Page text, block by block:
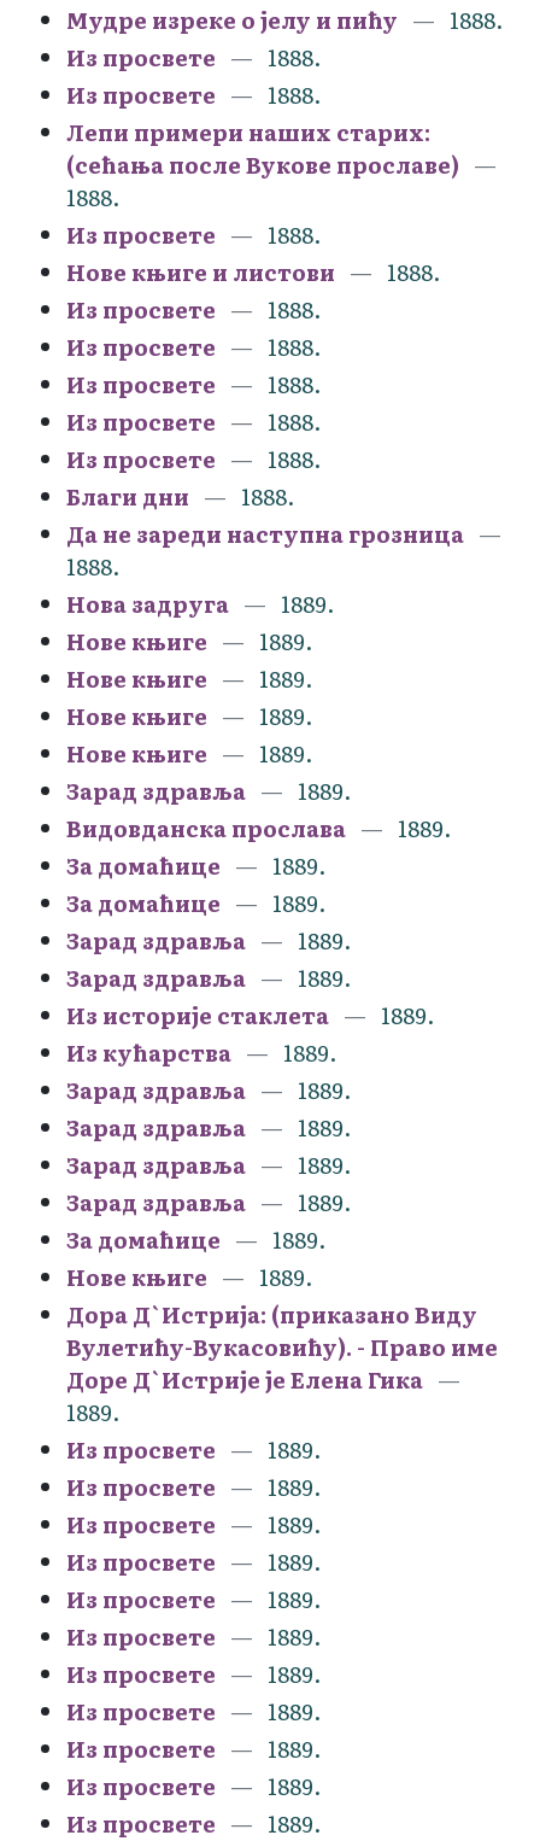
Мудре изреке о јелу и пићу
1888.
Из просвете
1888.
Из просвете
1888.
Лепи примери наших старих:
(сећања после Вукове прославе)
1888.
Из просвете
1888.
Нове књиге и листови
1888.
Из просвете
1888.
Из просвете
1888.
Из просвете
1888.
Из просвете
1888.
Из просвете
1888.
Благи дни
1888.
Да не зареди наступна грозница
1888.
Нова задруга
1889.
Нове књиге
1889.
Нове књиге
1889.
Нове књиге
1889.
Нове књиге
1889.
Зарад здравља
1889.
Видовданска прослава
1889.
За домаћице
1889.
За домаћице
1889.
Зарад здравља
1889.
Зарад здравља
1889.
Из историје стаклета
1889.
Из кућарства
1889.
Зарад здравља
1889.
Зарад здравља
1889.
Зарад здравља
1889.
Зарад здравља
1889.
За домаћице
1889.
Нове књиге
1889.
Дора Д`Истрија: (приказано Виду
Вулетићу-Вукасовићу). - Право име
Доре Д`Истрије је Елена Гика
1889.
Из просвете
1889.
Из просвете
1889.
Из просвете
1889.
Из просвете
1889.
Из просвете
1889.
Из просвете
1889.
Из просвете
1889.
Из просвете
1889.
Из просвете
1889.
Из просвете
1889.
Из просвете
1889.